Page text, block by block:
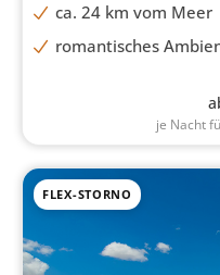
ca. 24 km vom Meer
romantisches
je Nacht
FLEX-STORNO